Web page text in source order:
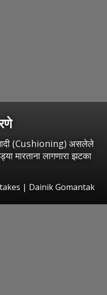
गादी (Cushioning) असलेले
मारताना लागणारा झटका
| Dainik Gomantak